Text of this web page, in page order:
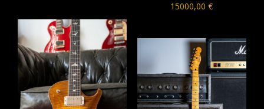
15000,00€